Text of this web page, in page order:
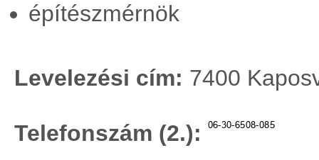
építészmérnök
Levelezési cím: 7400
Telefonszám (2.):